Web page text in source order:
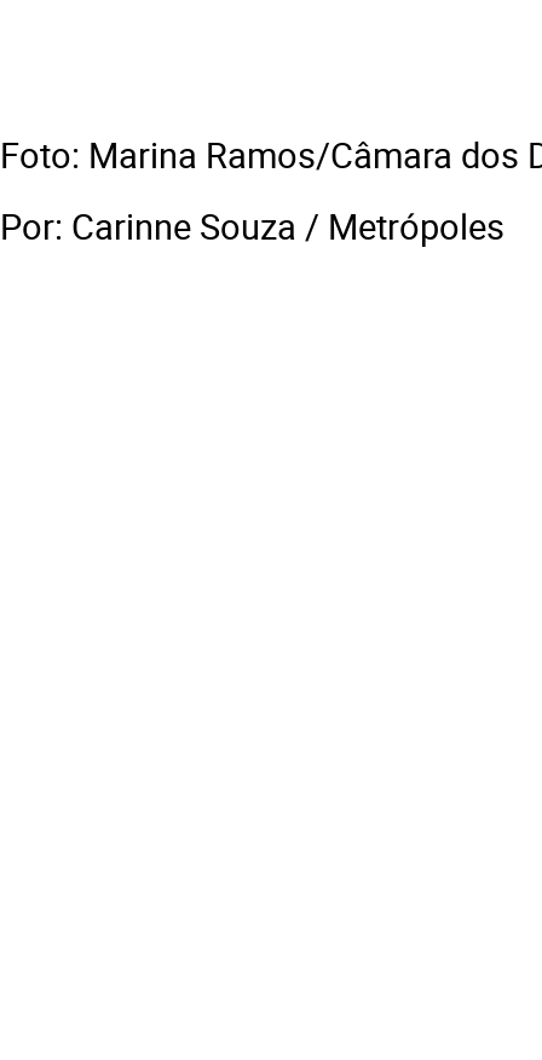
Foto: Marina Ramos/Câmara dos
Por: Carinne Souza / Metrópoles